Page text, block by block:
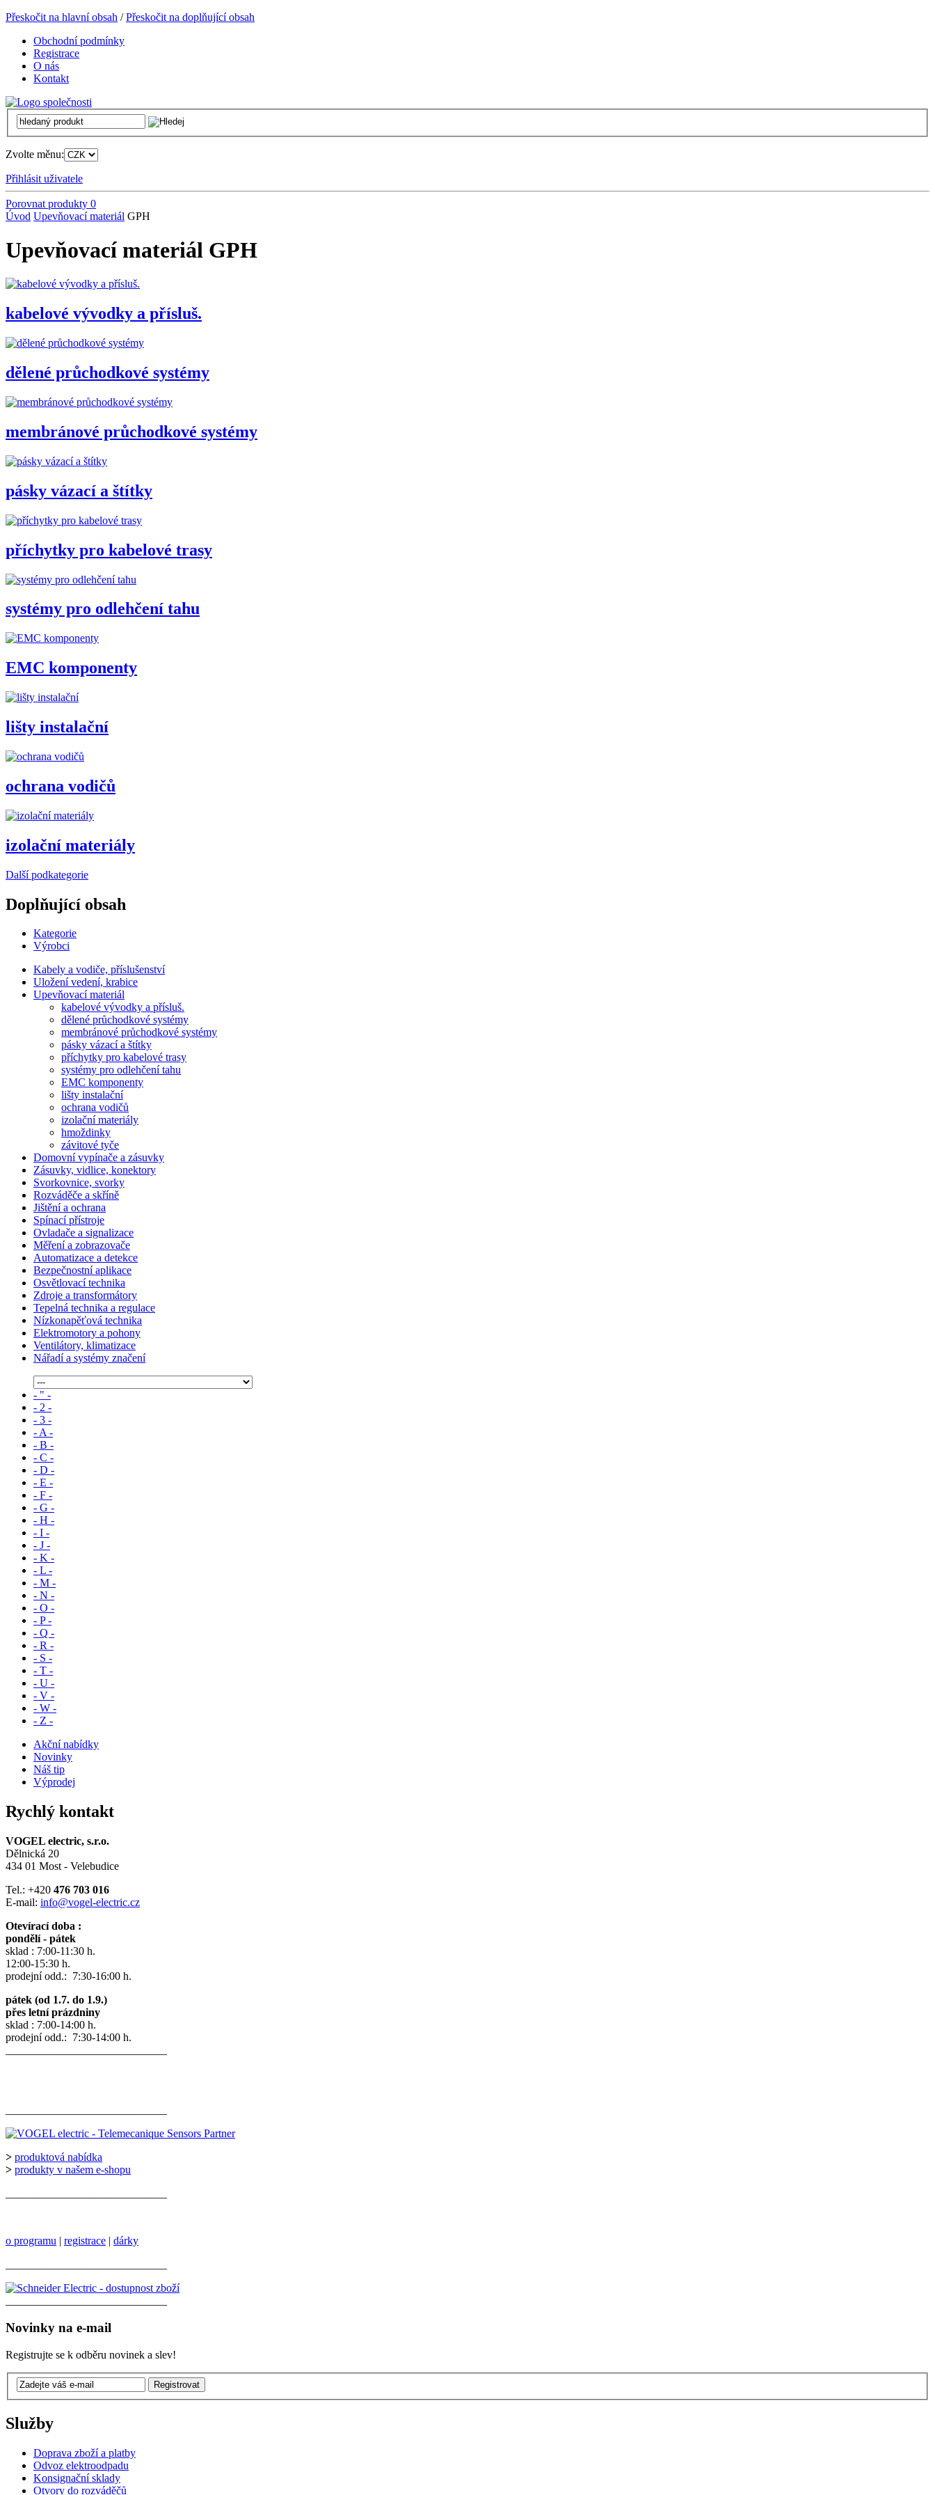
Přeskočit na hlavní obsah /Přeskočit na doplňující obsah
Obchodní podmínky
Registrace
O nás
Kontakt
Zvolte měnu:
Přihlásit uživatele
Porovnat produkty 0
Úvod Upevňovací materiál GPH
Upevňovací materiál GPH
kabelové vývodky a přísluš.
dělené průchodkové systémy
membránové průchodkové systémy
pásky vázací a štítky
příchytky pro kabelové trasy
systémy pro odlehčení tahu
EMC komponenty
lišty instalační
ochrana vodičů
izolační materiály
Další podkategorie
Doplňující obsah
Kategorie
Výrobci
Kabely a vodiče, příslušenství
Uložení vedení, krabice
Upevňovací materiál
kabelové vývodky a přísluš.
dělené průchodkové systémy
membránové průchodkové systémy
pásky vázací a štítky
příchytky pro kabelové trasy
systémy pro odlehčení tahu
EMC komponenty
lišty instalační
ochrana vodičů
izolační materiály
hmoždinky
závitové tyče
Domovní vypínače a zásuvky
Zásuvky, vidlice, konektory
Svorkovnice, svorky
Rozváděče a skříně
Jištění a ochrana
Spínací přístroje
Ovladače a signalizace
Měření a zobrazovače
Automatizace a detekce
Bezpečnostní aplikace
Osvětlovací technika
Zdroje a transformátory
Tepelná technika a regulace
Nízkonapěťová technika
Elektromotory a pohony
Ventilátory, klimatizace
Nářadí a systémy značení
- " -
- 2 -
- 3 -
- A -
- B -
- C -
- D -
- E -
- F -
- G -
- H -
- I -
- J -
- K -
- L -
- M -
- N -
- O -
- P -
- Q -
- R -
- S -
- T -
- U -
- V -
- W -
- Z -
Akční nabídky
Novinky
Náš tip
Výprodej
Rychlý kontakt
VOGEL electric, s.r.o.
Dělnická 20
434 01 Most - Velebudice
Tel.: +420 476 703 016
E-mail: info@vogel-electric.cz
Otevírací doba :
pondělí - pátek
sklad : 7:00-11:30 h.
12:00-15:30 h.
prodejní odd.: 7:30-16:00 h.
pátek (od 1.7. do 1.9.)
přes letní prázdniny
sklad : 7:00-14:00 h.
prodejní odd.: 7:30-14:00 h.
> produktová nabídka
> produkty v našem e-shopu
o programu | registrace | dárky
Novinky na e-mail
Registrujte se k odběru novinek a slev!
Služby
Doprava zboží a platby
Odvoz elektroodpadu
Konsignační sklady
Otvory do rozváděčů